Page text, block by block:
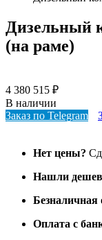
Дизельный
(на раме)
4 380 515 ₽
В наличии
Заказ по Telegram
Нет цены?
Нашли
Безналичная
Оплата с